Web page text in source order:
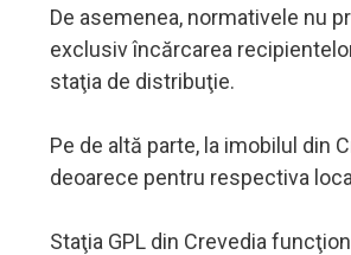
De asemenea, normativele nu
exclusiv încărcarea
staţia de distribuţie.
Pe de altă parte, la imobilul din
deoarece pentru respectiva
Staţia GPL din Crevedia